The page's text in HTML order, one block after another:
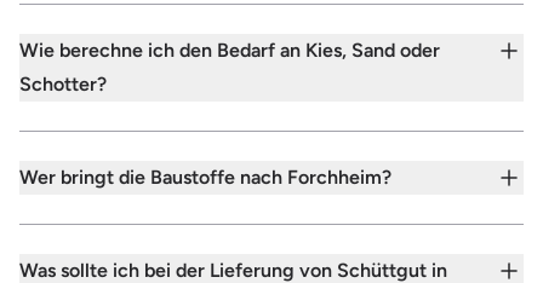
Wie berechne ich den Bedarf an Kies, Sand oder
Schotter?
Wer bringt die Baustoffe nach Forchheim?
Was sollte ich bei der Lieferung von Schüttgut in